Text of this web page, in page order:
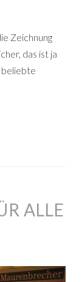
Zeichnung
das ist ja
beliebte
ALLE